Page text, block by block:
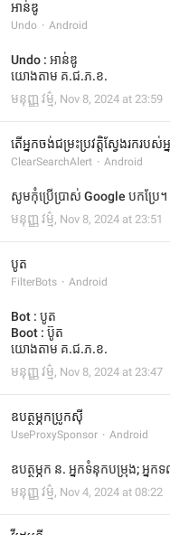
អាន់ឌូ
Undo Android
Undo : អាន់ឌូ
យោងតាម គ.ជ.ភ.ខ.
មនុញ្ញ វម្ម៌, Nov 8, 2024 at 23:59
តើអ្នកចង់ជម្រះប្រវត្តិស្វែងរករបស់អ្
ClearSearchAlert Android
សូមកុំប្រើប្រាស់ Google បកប្រែ។
មនុញ្ញ វម្ម៌, Nov 8, 2024 at 23:51
បូត
FilterBots Android
Bot : បូត
Boot : ប៊ូត
យោងតាម គ.ជ.ភ.ខ.
មនុញ្ញ វម្ម៌, Nov 8, 2024 at 23:47
ឧបត្ថម្ភកប្រូកស៊ី
UseProxySponsor Android
ឧបត្ថម្ភក ន. អ្នកទំនុកបម្រុង; អ្នកទ
មនុញ្ញ វម្ម៌, Nov 4, 2024 at 08:22